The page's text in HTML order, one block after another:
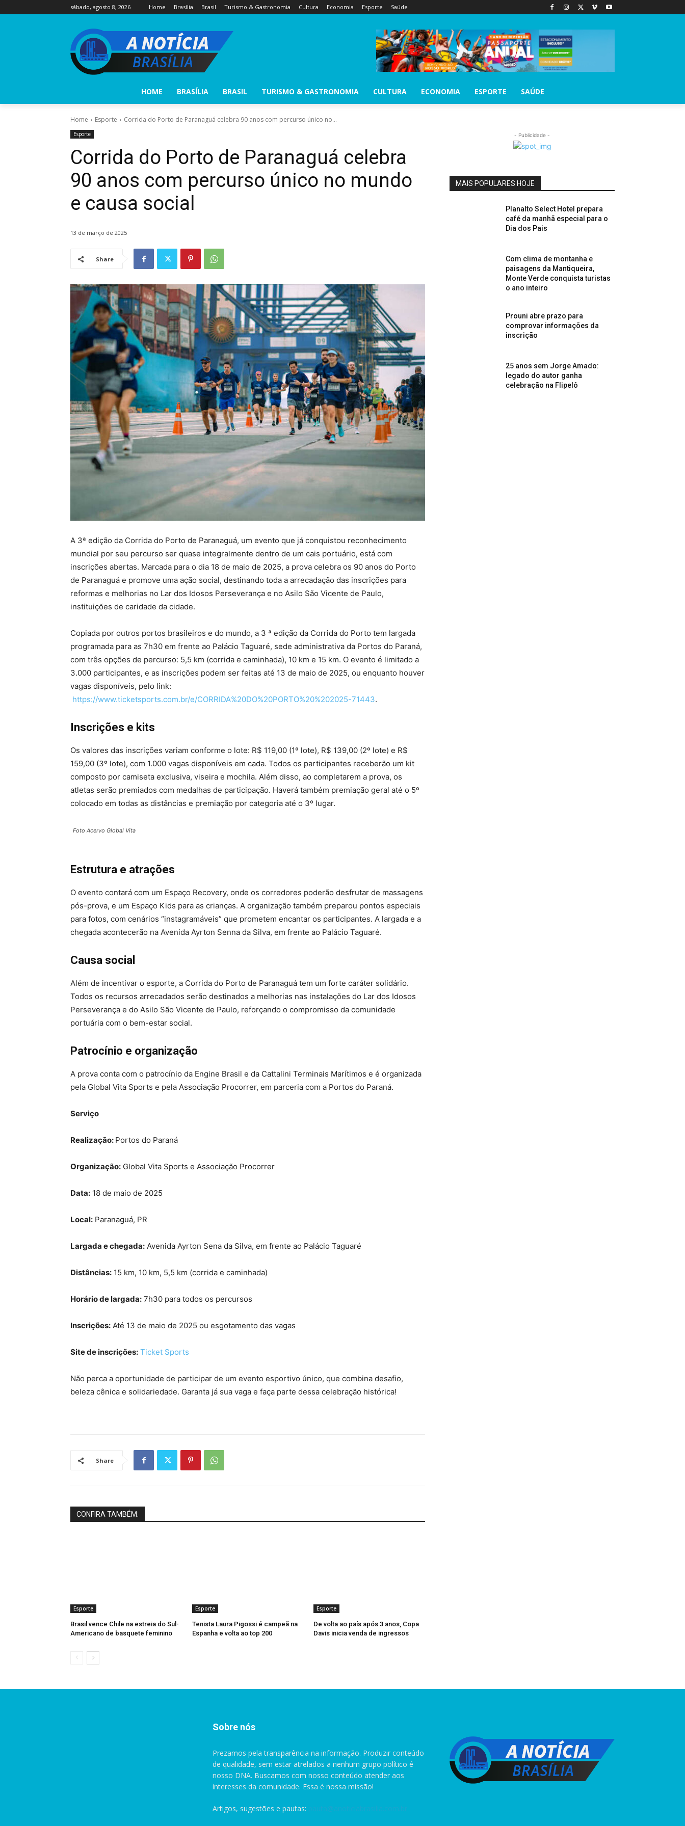
sábado, agosto 8, 2026 Home Brasília Brasil Turismo & Gastronomia Cultura Economia Esporte Saúde
HOME BRASÍLIA BRASIL TURISMO & GASTRONOMIA CULTURA ECONOMIA ESPORTE SAÚDE
Home Esporte Corrida do Porto de Paranaguá celebra 90 anos com percurso único no...
Esporte
Corrida do Porto de Paranaguá celebra
90 anos com percurso único no mundo
e causa social
13 de março de 2025
Share
A 3ª edição da Corrida do Porto de Paranaguá, um evento que já conquistou reconhecimento
mundial por seu percurso ser quase integralmente dentro de um cais portuário, está com
inscrições abertas. Marcada para o dia 18 de maio de 2025, a prova celebra os 90 anos do Porto
de Paranaguá e promove uma ação social, destinando toda a arrecadação das inscrições para
reformas e melhorias no Lar dos Idosos Perseverança e no Asilo São Vicente de Paulo,
instituições de caridade da cidade.
Copiada por outros portos brasileiros e do mundo, a 3 ª edição da Corrida do Porto tem largada
programada para as 7h30 em frente ao Palácio Taguaré, sede administrativa da Portos do Paraná,
com três opções de percurso: 5,5 km (corrida e caminhada), 10 km e 15 km. O evento é limitado a
3.000 participantes, e as inscrições podem ser feitas até 13 de maio de 2025, ou enquanto houver
vagas disponíveis, pelo link:
https://www.ticketsports.com.br/e/CORRIDA%20DO%20PORTO%20%202025-71443.
Inscrições e kits
Os valores das inscrições variam conforme o lote: R$ 119,00 (1º lote), R$ 139,00 (2º lote) e R$
159,00 (3º lote), com 1.000 vagas disponíveis em cada. Todos os participantes receberão um kit
composto por camiseta exclusiva, viseira e mochila. Além disso, ao completarem a prova, os
atletas serão premiados com medalhas de participação. Haverá também premiação geral até o 5º
colocado em todas as distâncias e premiação por categoria até o 3º lugar.
Foto Acervo Global Vita
Estrutura e atrações
O evento contará com um Espaço Recovery, onde os corredores poderão desfrutar de massagens
pós-prova, e um Espaço Kids para as crianças. A organização também preparou pontos especiais
para fotos, com cenários “instagramáveis” que prometem encantar os participantes. A largada e a
chegada acontecerão na Avenida Ayrton Senna da Silva, em frente ao Palácio Taguaré.
Causa social
Além de incentivar o esporte, a Corrida do Porto de Paranaguá tem um forte caráter solidário.
Todos os recursos arrecadados serão destinados a melhorias nas instalações do Lar dos Idosos
Perseverança e do Asilo São Vicente de Paulo, reforçando o compromisso da comunidade
portuária com o bem-estar social.
Patrocínio e organização
A prova conta com o patrocínio da Engine Brasil e da Cattalini Terminais Marítimos e é organizada
pela Global Vita Sports e pela Associação Procorrer, em parceria com a Portos do Paraná.
Serviço
Realização: Portos do Paraná
Organização: Global Vita Sports e Associação Procorrer
Data: 18 de maio de 2025
Local: Paranaguá, PR
Largada e chegada: Avenida Ayrton Sena da Silva, em frente ao Palácio Taguaré
Distâncias: 15 km, 10 km, 5,5 km (corrida e caminhada)
Horário de largada: 7h30 para todos os percursos
Inscrições: Até 13 de maio de 2025 ou esgotamento das vagas
Site de inscrições: Ticket Sports
Não perca a oportunidade de participar de um evento esportivo único, que combina desafio,
beleza cênica e solidariedade. Garanta já sua vaga e faça parte dessa celebração histórica!
Share
CONFIRA TAMBÉM:
Esporte
Brasil vence Chile na estreia do Sul-
Americano de basquete feminino
Esporte
Tenista Laura Pigossi é campeã na
Espanha e volta ao top 200
Esporte
De volta ao país após 3 anos, Copa
Davis inicia venda de ingressos
- Publicidade -
MAIS POPULARES HOJE
Planalto Select Hotel prepara
café da manhã especial para o
Dia dos Pais
Com clima de montanha e
paisagens da Mantiqueira,
Monte Verde conquista turistas
o ano inteiro
Prouni abre prazo para
comprovar informações da
inscrição
25 anos sem Jorge Amado:
legado do autor ganha
celebração na Flipelô
Sobre nós
Prezamos pela transparência na informação. Produzir conteúdo
de qualidade, sem estar atrelados a nenhum grupo político é
nosso DNA. Buscamos com nosso conteúdo atender aos
interesses da comunidade. Essa é nossa missão!
Artigos, sugestões e pautas: pauta@anoticiabrasilia.com.br